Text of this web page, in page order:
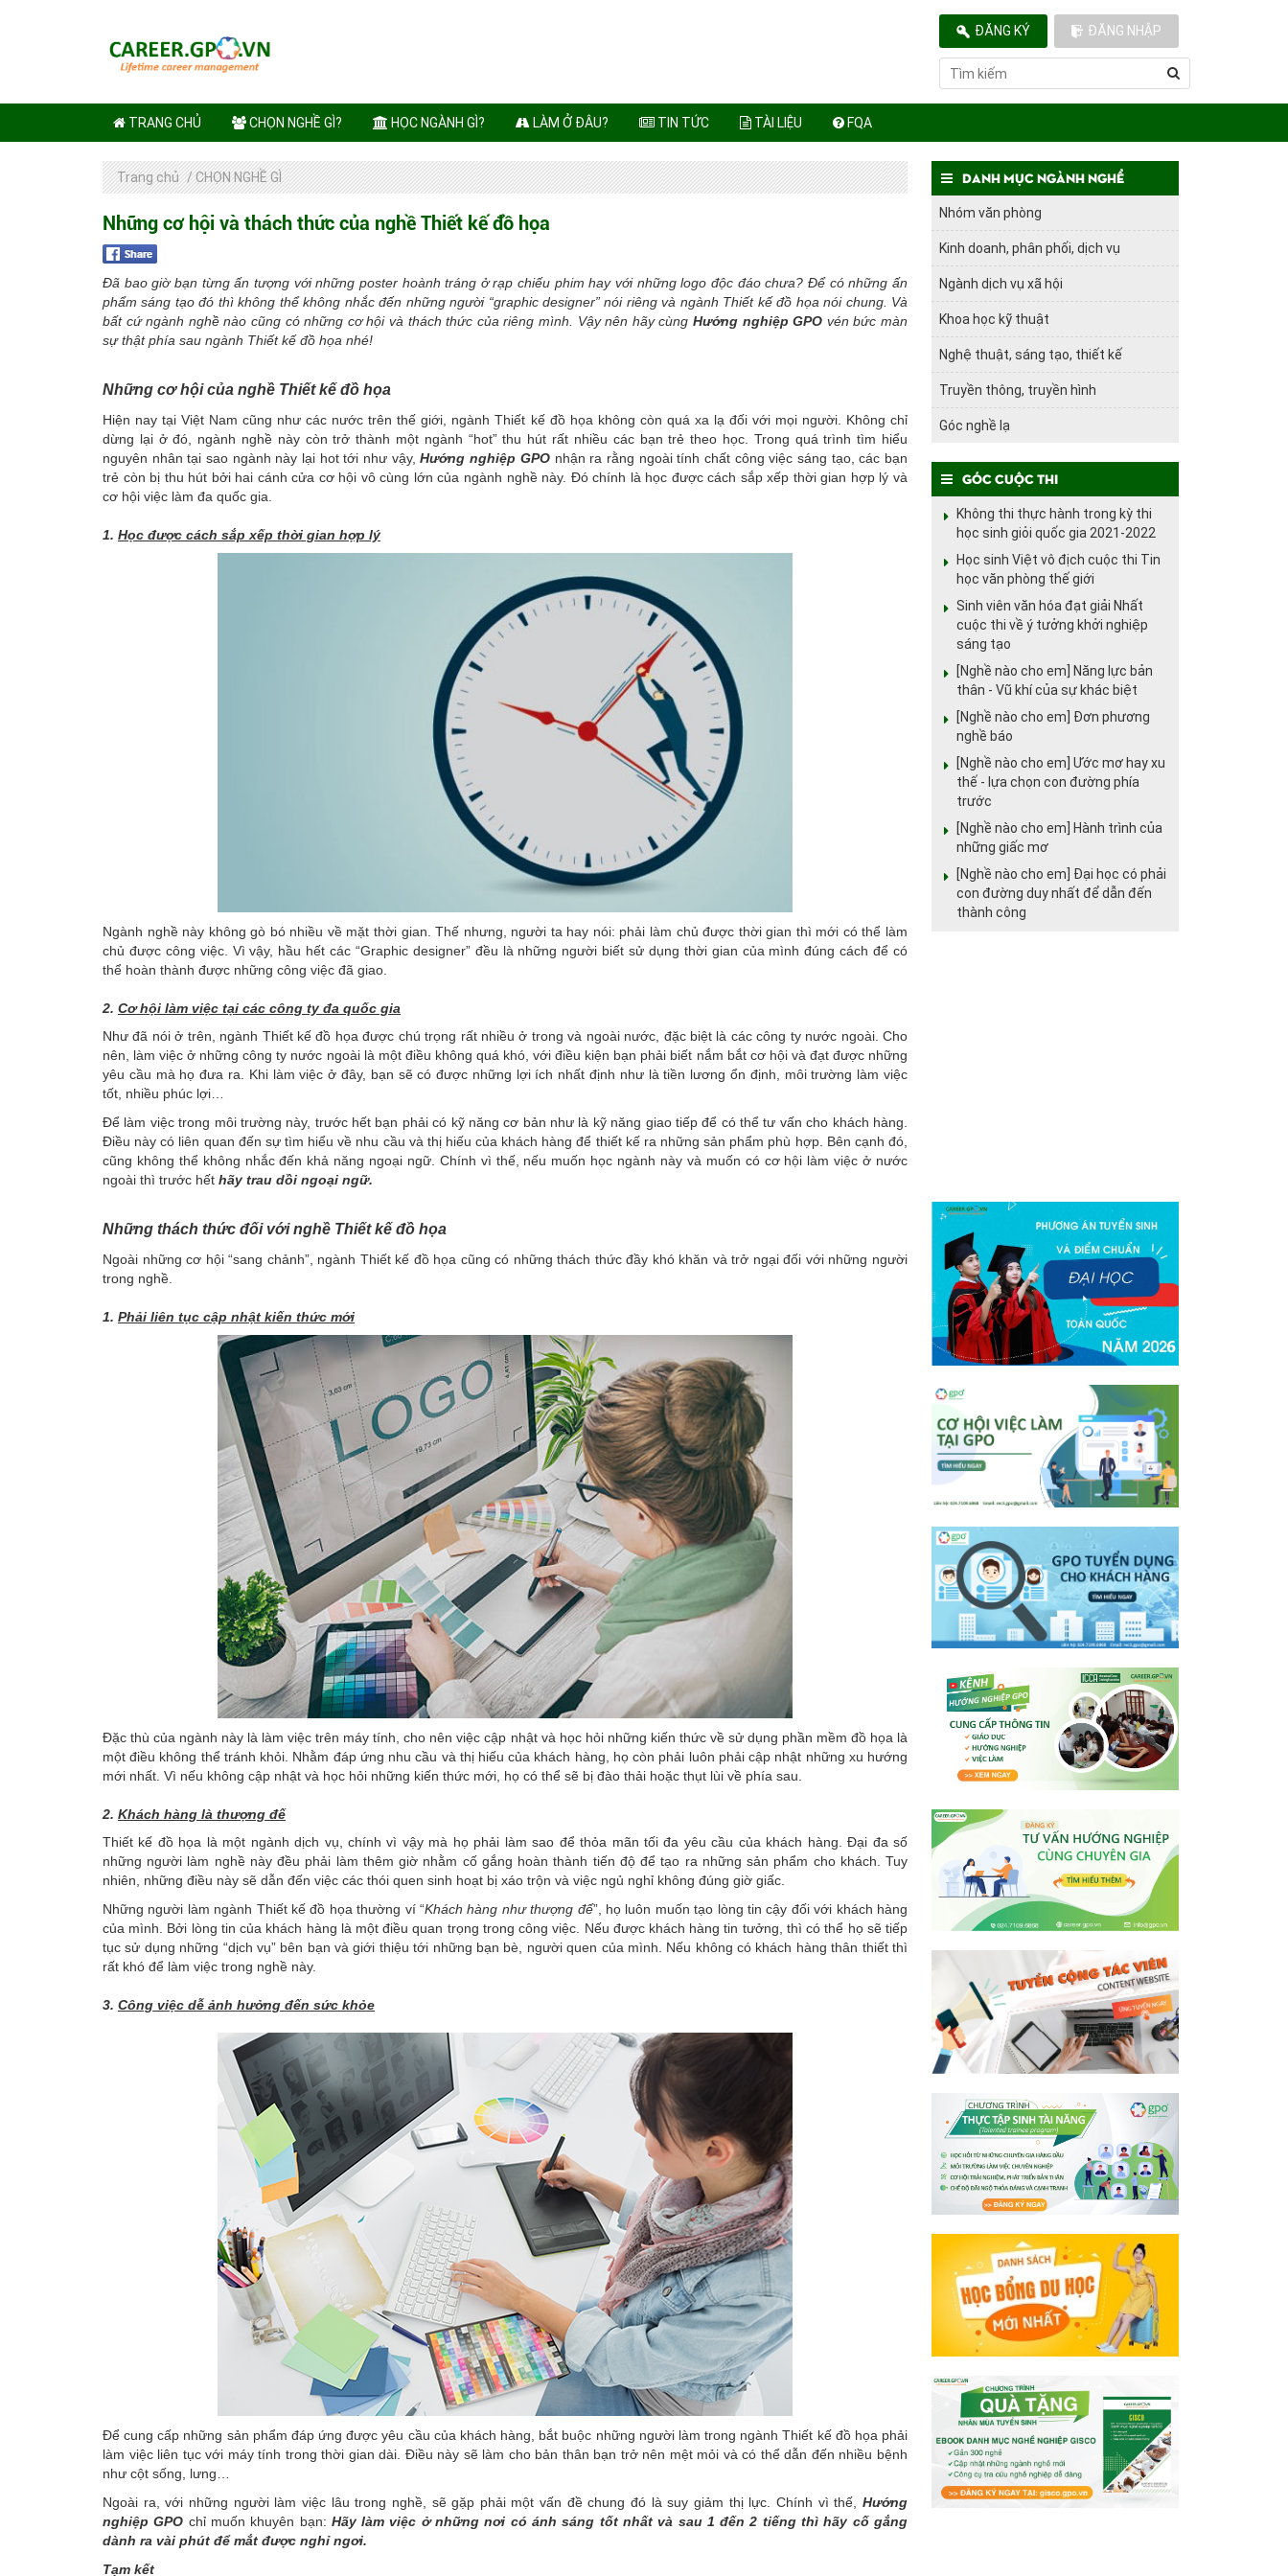
ĐĂNG KÝ ĐĂNG NHẬP
TRANG CHỦ CHỌN NGHỀ GÌ? HỌC NGÀNH GÌ? LÀM Ở ĐÂU? TIN TỨC TÀI LIỆU FQA
Trang chủ / CHỌN NGHỀ GÌ
Những cơ hội và thách thức của nghề Thiết kế đồ họa
Đã bao giờ bạn từng ấn tượng với những poster hoành tráng ở rạp chiếu phim hay với những logo độc đáo chưa? Để có những ấn
phẩm sáng tạo đó thì không thể không nhắc đến những người “graphic designer” nói riêng và ngành Thiết kế đồ họa nói chung. Và
bất cứ ngành nghề nào cũng có những cơ hội và thách thức của riêng mình. Vậy nên hãy cùng Hướng nghiệp GPO vén bức màn
sự thật phía sau ngành Thiết kế đồ họa nhé!
Những cơ hội của nghề Thiết kế đồ họa
Hiện nay tại Việt Nam cũng như các nước trên thế giới, ngành Thiết kế đồ họa không còn quá xa lạ đối với mọi người. Không chỉ
dừng lại ở đó, ngành nghề này còn trở thành một ngành “hot” thu hút rất nhiều các bạn trẻ theo học. Trong quá trình tìm hiểu
nguyên nhân tại sao ngành này lại hot tới như vậy,Hướng nghiệp GPOnhận ra rằng ngoài tính chất công việc sáng tạo, các bạn
trẻ còn bị thu hút bởi hai cánh cửa cơ hội vô cùng lớn của ngành nghề này. Đó chính là học được cách sắp xếp thời gian hợp lý và
cơ hội việc làm đa quốc gia.
1. Học được cách sắp xếp thời gian hợp lý
Ngành nghề này không gò bó nhiều về mặt thời gian. Thế nhưng, người ta hay nói: phải làm chủ được thời gian thì mới có thể làm
chủ được công việc. Vì vậy, hầu hết các “Graphic designer” đều là những người biết sử dụng thời gian của mình đúng cách để có
thể hoàn thành được những công việc đã giao.
2. Cơ hội làm việc tại các công ty đa quốc gia
Như đã nói ở trên, ngành Thiết kế đồ họa được chú trọng rất nhiều ở trong và ngoài nước, đặc biệt là các công ty nước ngoài. Cho
nên, làm việc ở những công ty nước ngoài là một điều không quá khó, với điều kiện bạn phải biết nắm bắt cơ hội và đạt được những
yêu cầu mà họ đưa ra. Khi làm việc ở đây, bạn sẽ có được những lợi ích nhất định như là tiền lương ổn định, môi trường làm việc
tốt, nhiều phúc lợi…
Để làm việc trong môi trường này, trước hết bạn phải có kỹ năng cơ bản như là kỹ năng giao tiếp để có thể tư vấn cho khách hàng.
Điều này có liên quan đến sự tìm hiểu về nhu cầu và thị hiếu của khách hàng để thiết kế ra những sản phẩm phù hợp. Bên cạnh đó,
cũng không thể không nhắc đến khả năng ngoại ngữ. Chính vì thế, nếu muốn học ngành này và muốn có cơ hội làm việc ở nước
ngoài thì trước hết hãy trau dồi ngoại ngữ.
Những thách thức đối với nghề Thiết kế đồ họa
Ngoài những cơ hội “sang chảnh”, ngành Thiết kế đồ họa cũng có những thách thức đầy khó khăn và trở ngại đối với những người
trong nghề.
1. Phải liên tục cập nhật kiến thức mới
Đặc thù của ngành này là làm việc trên máy tính, cho nên việc cập nhật và học hỏi những kiến thức về sử dụng phần mềm đồ họa là
một điều không thể tránh khỏi. Nhằm đáp ứng nhu cầu và thị hiếu của khách hàng, họ còn phải luôn phải cập nhật những xu hướng
mới nhất. Vì nếu không cập nhật và học hỏi những kiến thức mới, họ có thể sẽ bị đào thải hoặc thụt lùi về phía sau.
2. Khách hàng là thượng đế
Thiết kế đồ họa là một ngành dịch vụ, chính vì vậy mà họ phải làm sao để thỏa mãn tối đa yêu cầu của khách hàng. Đại đa số
những người làm nghề này đều phải làm thêm giờ nhằm cố gắng hoàn thành tiến độ để tạo ra những sản phẩm cho khách. Tuy
nhiên, những điều này sẽ dẫn đến việc các thói quen sinh hoạt bị xáo trộn và việc ngủ nghỉ không đúng giờ giấc.
Những người làm ngành Thiết kế đồ họa thường ví “Khách hàng như thượng đế”, họ luôn muốn tạo lòng tin cậy đối với khách hàng
của mình. Bởi lòng tin của khách hàng là một điều quan trọng trong công việc. Nếu được khách hàng tin tưởng, thì có thể họ sẽ tiếp
tục sử dụng những “dịch vụ” bên bạn và giới thiệu tới những bạn bè, người quen của mình. Nếu không có khách hàng thân thiết thì
rất khó để làm việc trong nghề này.
3. Công việc dễ ảnh hưởng đến sức khỏe
Để cung cấp những sản phẩm đáp ứng được yêu cầu của khách hàng, bắt buộc những người làm trong ngành Thiết kế đồ họa phải
làm việc liên tục với máy tính trong thời gian dài. Điều này sẽ làm cho bản thân bạn trở nên mệt mỏi và có thể dẫn đến nhiều bệnh
như cột sống, lưng…
Ngoài ra, với những người làm việc lâu trong nghề, sẽ gặp phải một vấn đề chung đó là suy giảm thị lực. Chính vì thế, Hướng
nghiệp GPO chỉ muốn khuyên bạn: Hãy làm việc ở những nơi có ánh sáng tốt nhất và sau 1 đến 2 tiếng thì hãy cố gắng
dành ra vài phút để mắt được nghỉ ngơi.
Tạm kết
Danh mục ngành nghề
Nhóm văn phòng
Kinh doanh, phân phối, dịch vụ
Ngành dịch vụ xã hội
Khoa học kỹ thuật
Nghệ thuật, sáng tạo, thiết kế
Truyền thông, truyền hình
Góc nghề lạ
Góc cuộc thi
Không thi thực hành trong kỳ thi
học sinh giỏi quốc gia 2021-2022
Học sinh Việt vô địch cuộc thi Tin
học văn phòng thế giới
Sinh viên văn hóa đạt giải Nhất
cuộc thi về ý tưởng khởi nghiệp
sáng tạo
[Nghề nào cho em] Năng lực bản
thân - Vũ khí của sự khác biệt
[Nghề nào cho em] Đơn phương
nghề báo
[Nghề nào cho em] Ước mơ hay xu
thế - lựa chọn con đường phía
trước
[Nghề nào cho em] Hành trình của
những giấc mơ
[Nghề nào cho em] Đại học có phải
con đường duy nhất để dẫn đến
thành công